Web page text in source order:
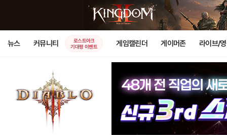
뉴스 커뮤니티
로스트아크
기대평 이벤트
게임캘린더 게이머존 라이브/